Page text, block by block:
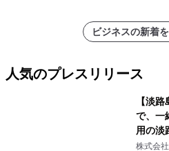
ビジネスの新着
人気のプレスリリース
【淡
で、一
用の淡
プール
株式会